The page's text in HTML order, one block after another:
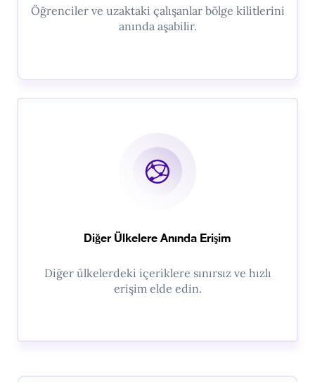
Öğrenciler ve uzaktaki çalışanlar bölge kilitlerini
anında aşabilir.
Diğer Ülkelere Anında Erişim
Diğer ülkelerdeki içeriklere sınırsız ve hızlı
erişim elde edin.